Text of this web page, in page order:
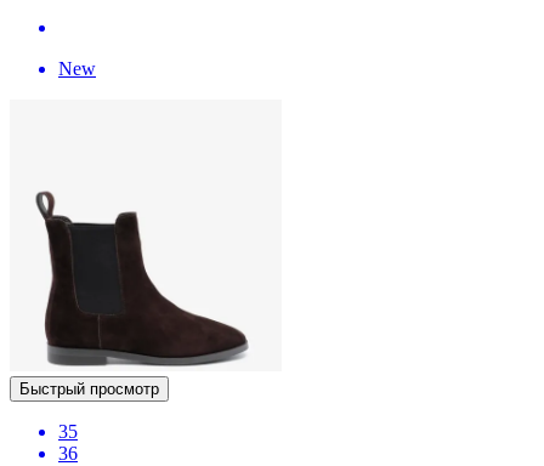
New
Быстрый просмотр
35
36